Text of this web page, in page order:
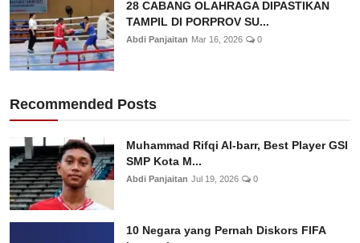
28 CABANG OLAHRAGA DIPASTIKAN
TAMPIL DI PORPROV SU...
Abdi Panjaitan Mar 16, 2026 0
Recommended Posts
Muhammad Rifqi Al-barr, Best Player GSI
SMP Kota M...
Abdi Panjaitan Jul 19, 2026 0
10 Negara yang Pernah Diskors FIFA